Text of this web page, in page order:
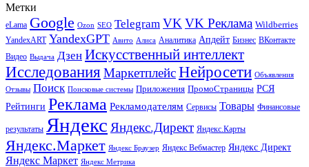
Метки
eLama Google Ozon SEO Telegram VK VK Реклама Wildberries
YandexART YandexGPT Авито Алиса Аналитика Апдейт Бизнес ВКонтакте
Видео Выдача Дзен Искусственный интеллект
Исследования МаркетплейсНейросети Объявления
Отзывы Поиск Поисковые системы Приложения ПромоСтраницы РСЯ
Рейтинги Реклама Рекламодателям Сервисы Товары Финансовые
результаты Яндекс Яндекс.Директ Яндекс.Карты
Яндекс.Маркет Яндекс Браузер Яндекс Вебмастер Яндекс Директ
Яндекс Маркет Яндекс Метрика